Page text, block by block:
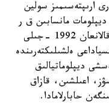
ارىپتەسىمىز سولين
مانسابىن ق ر
سىرتقى ىستەر مينيسترلىگىنىڭ نەگىزى قالانعان 1992 -جىلى
ەلشىلىكتەرىندە
ديپلوماتيالىق
اعىلشىن، قازاق
حابارلامادا.